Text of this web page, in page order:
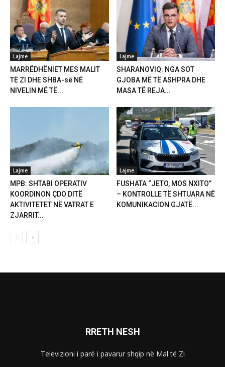
Lajme
MARRËDHËNIET MES MALIT
TË ZI DHE SHBA-së NË
NIVELIN MË TË...
Lajme
SHARANOVIQ: NGA SOT
GJOBA MË TË ASHPRA DHE
MASA TË REJA...
Lajme
MPB: SHTABI OPERATIV
KOORDINON ÇDO DITË
AKTIVITETET NË VATRAT E
ZJARRIT...
Lajme
FUSHATA “JETO, MOS NXITO”
– KONTROLLE TË SHTUARA NË
KOMUNIKACION GJATË...
RRETH NESH
Televizioni i parë i pavarur shqip në Mal të Zi